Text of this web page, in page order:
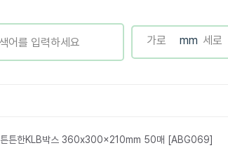
튼튼한KLB박스 360x300x210mm 50매 [ABG069]